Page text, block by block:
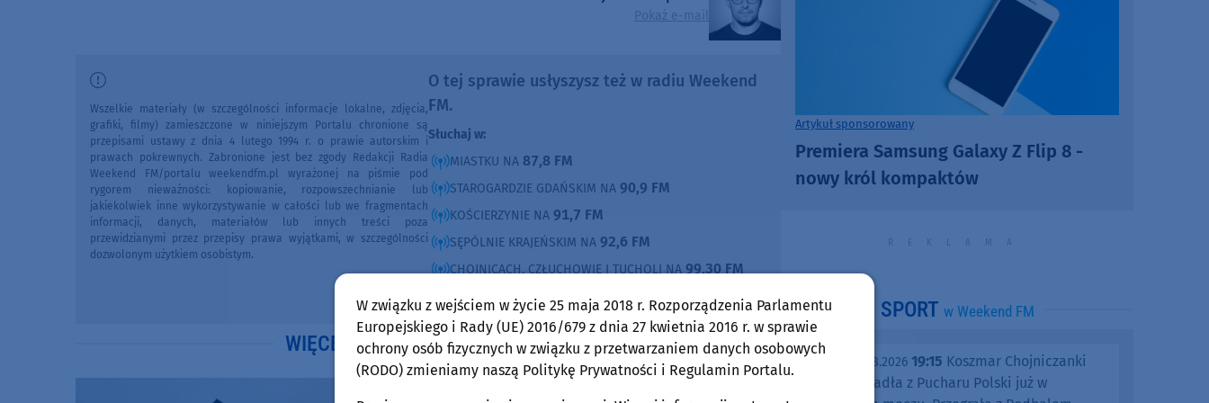
Pokaż e-mail
O tej sprawie usłyszysz też w radiu Weekend
FM.
Słuchaj w:
MIASTKU NA 87,8 FM
STAROGARDZIE GDAŃSKIM NA 90,9 FM
KOŚCIERZYNIE NA 91,7 FM
SĘPÓLNIE KRAJEŃSKIM NA 92,6 FM
CHOJNICACH, CZŁUCHOWIE I TUCHOLI NA 99,30 FM
BYTOWIE NA 105,8 FM
Wszelkie materiały (w szczególności informacje lokalne, zdjęcia,
grafiki, filmy) zamieszczone w niniejszym Portalu chronione są
przepisami ustawy z dnia 4 lutego 1994 r. o prawie autorskim i
prawach pokrewnych. Zabronione jest bez zgody Redakcji Radia
Weekend FM/portalu weekendfm.pl wyrażonej na piśmie pod
rygorem nieważności: kopiowanie, rozpowszechnianie lub
jakiekolwiek inne wykorzystywanie w całości lub we fragmentach
informacji, danych, materiałów lub innych treści poza
przewidzianymi przez przepisy prawa wyjątkami, w szczególności
dozwolonym użytkiem osobistym.
WIĘCEJ WIADOMOŚCIw Weekend FM
Artykuł sponsorowany
Premiera Samsung Galaxy Z Flip 8 -
nowy król kompaktów
SPORT w Weekend FM
środa, 05.08.2026 19:15 Koszmar Chojniczanki
trwa. Odpadła z Pucharu Polski już w
W związku z wejściem w życie 25 maja 2018 r. Rozporządzenia Parlamentu
Europejskiego i Rady (UE) 2016/679 z dnia 27 kwietnia 2016 r. w sprawie
ochrony osób fizycznych w związku z przetwarzaniem danych osobowych
(RODO) zmieniamy naszą Politykę Prywatności i Regulamin Portalu.